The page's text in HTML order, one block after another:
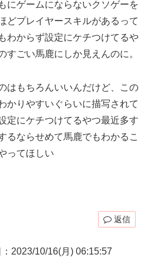
にゲームにならないクソゲーを
どプレイヤースキルがあるって
わからず設定にケチつけてるや
すごい馬鹿にしか見えんのに。
はもちろんいいんだけど、この
かりやすいぐらいに描写されて
定にケチつけてるやつ最近多す
るならせめて馬鹿でもわかるこ
ってほしい
返信
2023/10/16(月) 06:15:57